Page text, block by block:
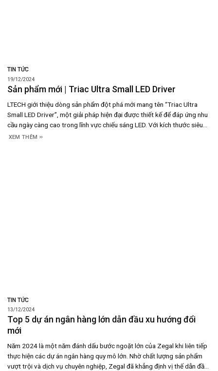
TIN TỨC
19/12/2024
Sản phẩm mới | Triac Ultra Small LED Driver
LTECH giới thiệu dòng sản phẩm đột phá mới mang tên “Triac Ultra
Small LED Driver”, một giải pháp hiện đại được thiết kế để đáp ứng nhu
cầu ngày càng cao trong lĩnh vực chiếu sáng LED. Với kích thước siêu
nhỏ gọn nhưng tích hợp những tính năng vượt trội, sản phẩm này
XEM THÊM
TIN TỨC
13/12/2024
Top 5 dự án ngân hàng lớn dẫn đầu xu hướng đổi
mới
Năm 2024 là một năm đánh dấu bước ngoặt lớn của Zegal khi liên tiếp
thực hiện các dự án ngân hàng quy mô lớn. Nhờ chất lượng sản phẩm
vượt trội và dịch vụ chuyên nghiệp, Zegal đã khẳng định vị thế dẫn đầu